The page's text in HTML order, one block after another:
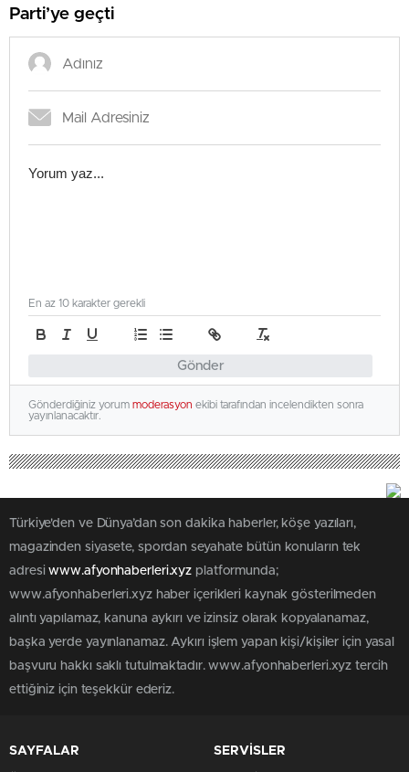
Parti’ye geçti
Gönder
En az 10 karakter gerekli
Gönderdiğiniz yorum moderasyon ekibi tarafından incelendikten sonra
yayınlanacaktır.
Türkiye'den ve Dünya’dan son dakika haberler, köşe yazıları,
magazinden siyasete, spordan seyahate bütün konuların tek
adresiwww.afyonhaberleri.xyz platformunda;
www.afyonhaberleri.xyz haber içerikleri kaynak gösterilmeden
alıntı yapılamaz, kanuna aykırı ve izinsiz olarak kopyalanamaz,
başka yerde yayınlanamaz. Aykırı işlem yapan kişi/kişiler için yasal
başvuru hakkı saklı tutulmaktadır. www.afyonhaberleri.xyz tercih
ettiğiniz için teşekkür ederiz.
SAYFALAR SERVİSLER